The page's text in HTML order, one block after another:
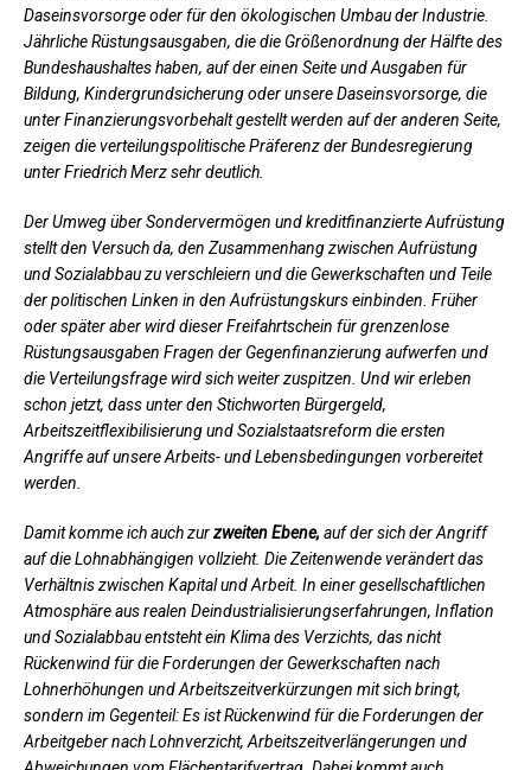
Daseinsvorsorge oder für den ökologischen Umbau der Industrie.
Jährliche Rüstungsausgaben, die die Größenordnung der Hälfte des
Bundeshaushaltes haben, auf der einen Seite und Ausgaben für
Bildung, Kindergrundsicherung oder unsere Daseinsvorsorge, die
unter Finanzierungsvorbehalt gestellt werden auf der anderen Seite,
zeigen die verteilungspolitische Präferenz der Bundesregierung
unter Friedrich Merz sehr deutlich.
Der Umweg über Sondervermögen und kreditfinanzierte Aufrüstung
stellt den Versuch da, den Zusammenhang zwischen Aufrüstung
und Sozialabbau zu verschleiern und die Gewerkschaften und Teile
der politischen Linken in den Aufrüstungskurs einbinden. Früher
oder später aber wird dieser Freifahrtschein für grenzenlose
Rüstungsausgaben Fragen der Gegenfinanzierung aufwerfen und
die Verteilungsfrage wird sich weiter zuspitzen. Und wir erleben
schon jetzt, dass unter den Stichworten Bürgergeld,
Arbeitszeitflexibilisierung und Sozialstaatsreform die ersten
Angriffe auf unsere Arbeits- und Lebensbedingungen vorbereitet
werden.
Damit komme ich auch zurzweiten Ebene,auf der sich der Angriff
auf die Lohnabhängigen vollzieht. Die Zeitenwende verändert das
Verhältnis zwischen Kapital und Arbeit. In einer gesellschaftlichen
Atmosphäre aus realen Deindustrialisierungserfahrungen, Inflation
und Sozialabbau entsteht ein Klima des Verzichts, das nicht
Rückenwind für die Forderungen der Gewerkschaften nach
Lohnerhöhungen und Arbeitszeitverkürzungen mit sich bringt,
sondern im Gegenteil: Es ist Rückenwind für die Forderungen der
Arbeitgeber nach Lohnverzicht, Arbeitszeitverlängerungen und